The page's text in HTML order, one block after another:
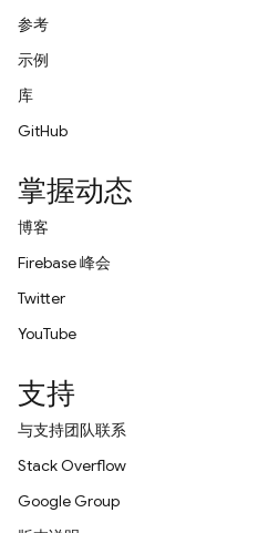
参考
示例
库
GitHub
掌握动态
博客
Firebase 峰会
Twitter
YouTube
支持
与支持团队联系
Stack Overflow
Google Group